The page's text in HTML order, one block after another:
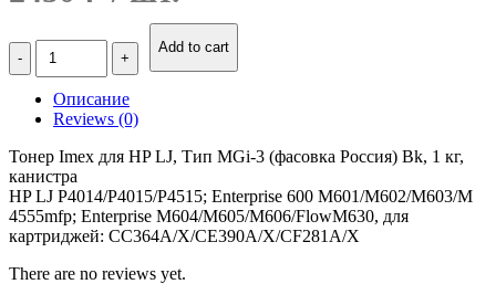
Количество
Тонер
LJ,
Тип
MGi-
3
(фасовка
Россия)
Bk,
Add to cart
Описание
Reviews (0)
Тонер Imex для HP LJ, Тип MGi-3 (фасовка Россия) Bk, 1 кг,
канистра
HP LJ P4014/P4015/P4515; Enterprise 600 M601/M602/M603/M
4555mfp; Enterprise M604/M605/M606/FlowM630, для
картриджей: CC364A/X/CE390A/X/CF281A/X
There are no reviews yet.